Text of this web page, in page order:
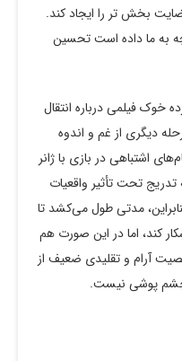
بخش تر را ایجاد کند.
به ما داده است تحسین
خوک فیلمی درباره انتقال
دیگری از غم و اندوه
اشتباهی در بازی با ژانر
تدریج تحت تأثیر واقعیات
مدتی طول می‌کشد تا
کند، اما در این صورت هم
آرام و تقلیدی ضعیف از
چشم پوشی نیست.